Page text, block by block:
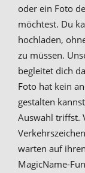
oder ein Foto
möchtest. Du
hochladen,
zu müssen.
begleitet dich
Foto hat kein
gestalten
Auswahl triffst.
warten auf
MagicName-